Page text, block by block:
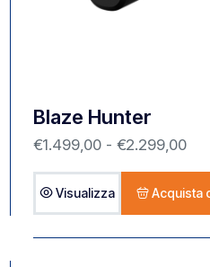
Blaze Hunter
€1.499,00 - €2.299,00
Visualizza Acquista